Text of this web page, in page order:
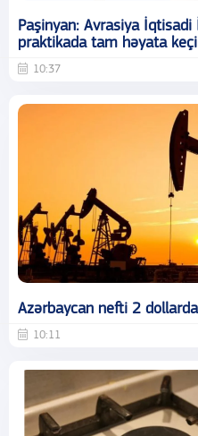
Paşinyan: Avrasiya
praktikada tam həyata
10:37
Azərbaycan nefti 2
10:11